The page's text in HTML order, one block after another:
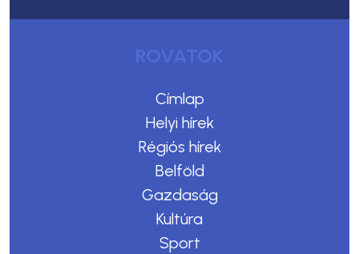
ROVATOK
Címlap
Helyi hírek
Régiós hírek
Belföld
Gazdaság
Kultúra
Sport